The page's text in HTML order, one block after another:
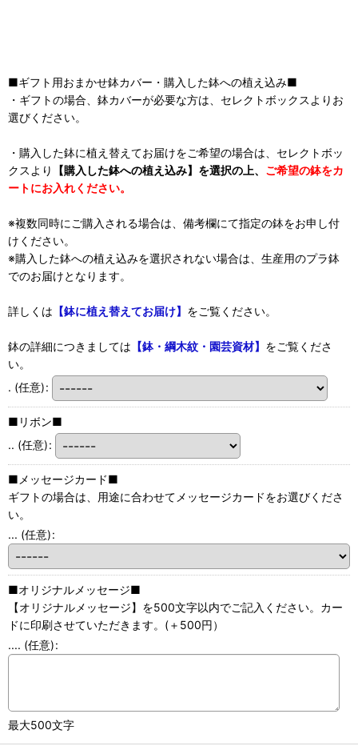
■ギフト用おまかせ鉢カバー・購入した鉢への植え込み■
・ギフトの場合、鉢カバーが必要な方は、セレクトボックスよりお
選びください。
・購入した鉢に植え替えてお届けをご希望の場合は、セレクトボッ
クスより
【購入した鉢への植え込み】を選択の上、 ご希望の鉢をカ
ートにお入れください。
※複数同時にご購入される場合は、備考欄にて指定の鉢をお申し付
けください。
※購入した鉢への植え込みを選択されない場合は、生産用のプラ鉢
でのお届けとなります。
詳しくは 【鉢に植え替えてお届け】 をご覧ください。
鉢の詳細につきましては 【鉢・綱木紋・園芸資材】 をご覧くださ
い。
. (任意):
■リボン■
.. (任意):
■メッセージカード■
ギフトの場合は、用途に合わせてメッセージカードをお選びくださ
い。
... (任意):
■オリジナルメッセージ■
【オリジナルメッセージ】を500文字以内でご記入ください。カー
ドに印刷させていただきます。(＋500円）
.... (任意):
最大500文字